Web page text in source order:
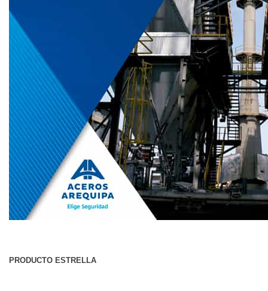
PRODUCTO ESTRELLA